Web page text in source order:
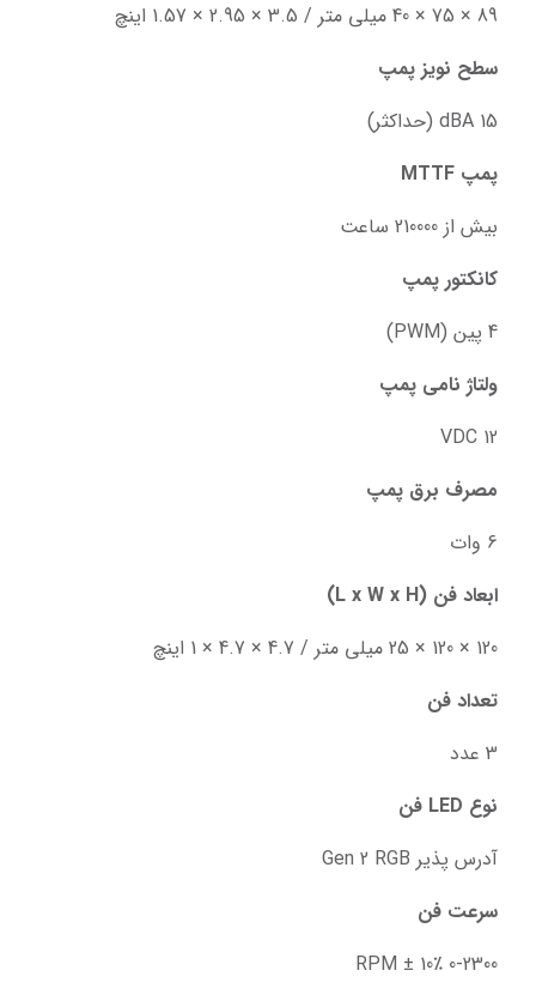
89 × 75 × 40 میلی متر / 3.5 × 2.95 × 1.57 اینچ
سطح نویز پمپ
15 dBA (حداکثر)
پمپ MTTF
بیش از 210000 ساعت
کانکتور پمپ
4 پین (PWM)
ولتاژ نامی پمپ
12 VDC
مصرف برق پمپ
6 وات
ابعاد فن (L x W x H)
120 × 120 × 25 میلی متر / 4.7 × 4.7 × 1 اینچ
تعداد فن
3 عدد
نوع LED فن
آدرس پذیر Gen 2 RGB
سرعت فن
0-2300 RPM ± 10٪